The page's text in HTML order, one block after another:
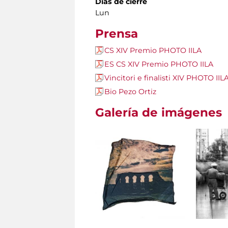
Lun
Prensa
CS XIV Premio PHOTO IILA
ES CS XIV Premio PHOTO IILA
Vincitori e finalisti XIV PHOTO
Bio Pezo Ortiz
Galería de imágenes